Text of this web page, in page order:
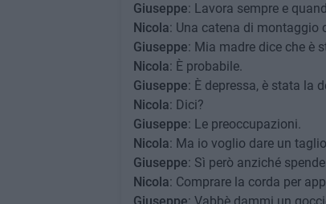
Giuseppe: Lavora sempre e
Nicola: Una catena di montaggio
Giuseppe: Mia madre dice che è
Nicola: È probabile.
Giuseppe: È depressa, è stata la
Nicola: Dici?
Giuseppe: Le preoccupazioni.
Nicola: Ma io voglio dare un
Giuseppe: Sì però anziché
Nicola: Comprare la corda per